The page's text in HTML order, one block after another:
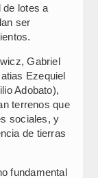
de lotes a
ser
Gabriel
Ezequiel
Adobato),
terrenos que
sociales, y
de tierras
fundamental